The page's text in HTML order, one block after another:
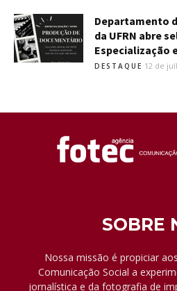
Departamento
da UFRN abre
Especialização
DESTAQUE 12 de
SOBRE
Nossa missão é propiciar
Comunicação Social a
jornalística e da fotografia de